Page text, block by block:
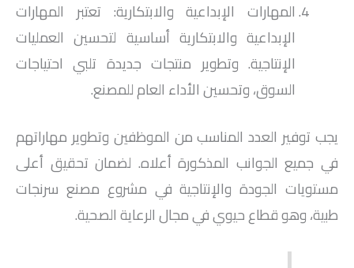
المهارات الإبداعية والابتكارية: تعتبر المهارات
الإبداعية والابتكارية أساسية لتحسين العمليات
الإنتاجية. وتطوير منتجات جديدة تلبي احتياجات
السوق، وتحسين الأداء العام للمصنع.
يجب توفير العدد المناسب من الموظفين وتطوير مهاراتهم
في جميع الجوانب المذكورة أعلاه. لضمان تحقيق أعلى
مستويات الجودة والإنتاجية في مشروع مصنع سرنجات
طبية، وهو قطاع حيوي في مجال الرعاية الصحية.